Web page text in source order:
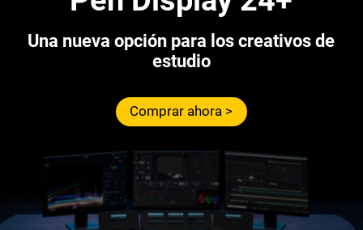
Una nueva opción para los creativos de
estudio
Comprar ahora >